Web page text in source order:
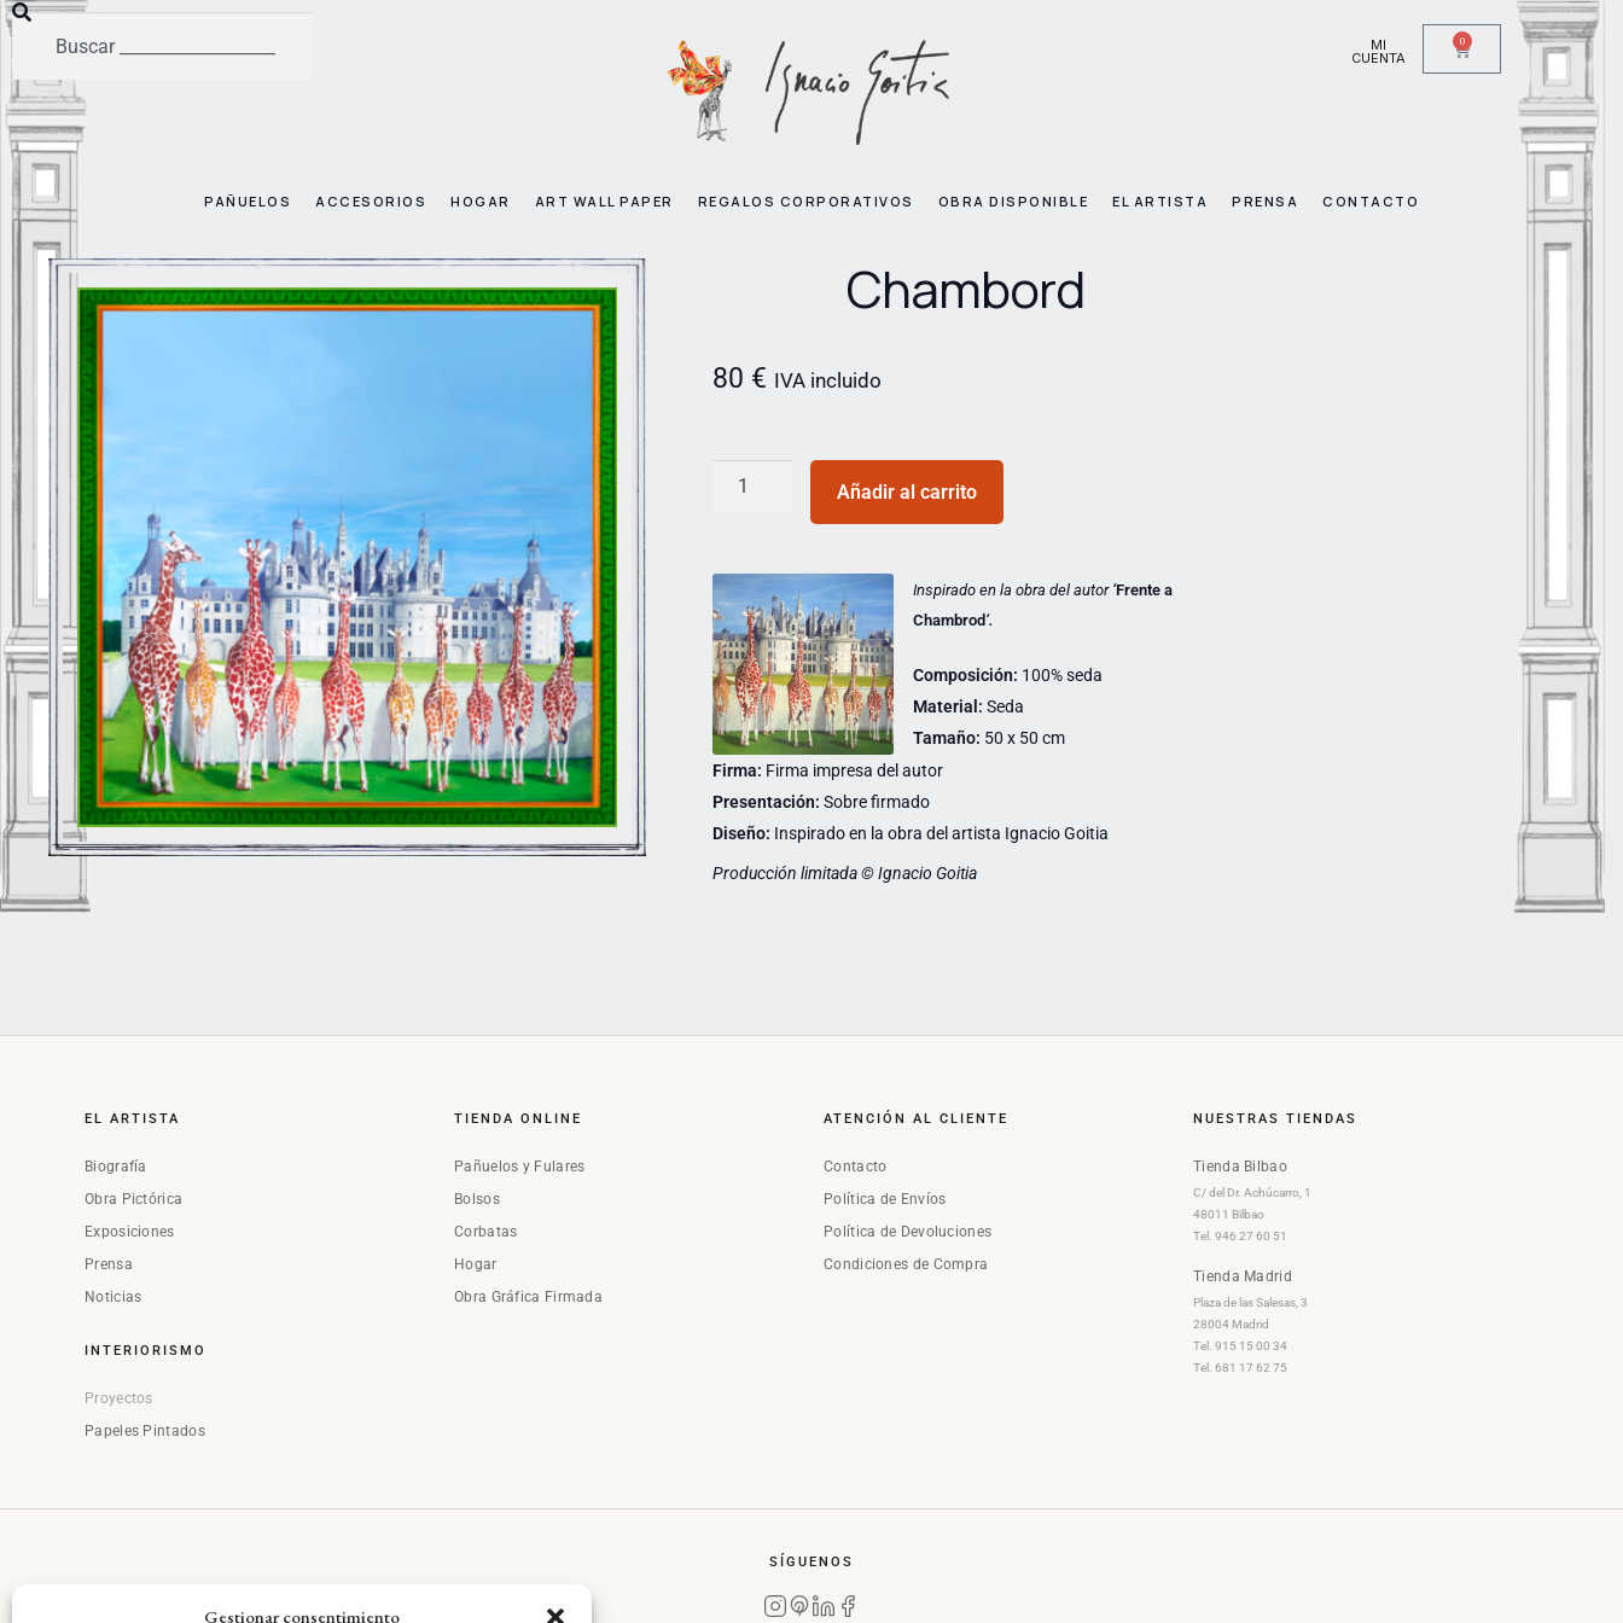
Gestionar consentimiento
MI
CUENTA
0
PAÑUELOS ACCESORIOS HOGAR ART WALL PAPER REGALOS CORPORATIVOS OBRA DISPONIBLE EL ARTISTA PRENSA CONTACTO
Chambord
80 € IVA incluido
Añadir al carrito
Inspirado en la obra del autor ‘Frente a
Chambrod ‘.
Composición: 100% seda
Material: Seda
Tamaño: 50 x 50 cm
Firma: Firma impresa del autor
Presentación: Sobre firmado
Diseño: Inspirado en la obra del artista Ignacio Goitia
Producción limitada © Ignacio Goitia
EL ARTISTA
Biografía
Obra Pictórica
Exposiciones
Prensa
Noticias
INTERIORISMO
Proyectos
Papeles Pintados
TIENDA ONLINE
Pañuelos y Fulares
Bolsos
Corbatas
Hogar
Obra Gráfica Firmada
ATENCIÓN AL CLIENTE
Contacto
Política de Envíos
Política de Devoluciones
Condiciones de Compra
NUESTRAS TIENDAS
Tienda Bilbao
C/ del Dr. Achúcarro, 1
48011 Bilbao
Tel. 946 27 60 51
Tienda Madrid
Plaza de las Salesas, 3
28004 Madrid
Tel. 915 15 00 34
Tel. 681 17 62 75
SÍGUENOS